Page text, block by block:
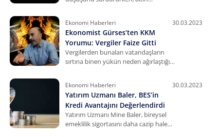
rezervleri artışı sürdürdü.
Ekonomi Haberleri 30.03.2023
Ekonomist Gürses’ten KKM
Yorumu: Vergiler Faize Gitti
Vergilerden bunalan vatandaşların
sırtına binen yükün neden ağırlaştığı
giden vergi miktarını ortaya koydu.
Ekonomi Haberleri 30.03.2023
Yatırım Uzmanı Baler, BES’in
Kredi Avantajını Değerlendirdi
Yatırım Uzmanı Mine Baler, bireysel
emeklilik sigortasını daha cazip hale